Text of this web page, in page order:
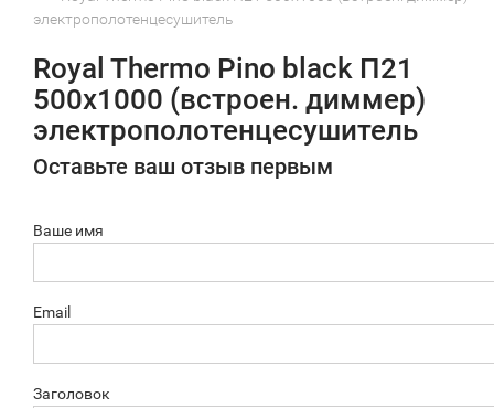
электрополотенцесушитель
Royal Thermo Pino black П21
500х1000 (встроен. диммер)
электрополотенцесушитель
Оставьте ваш отзыв первым
Ваше имя
Email
Заголовок